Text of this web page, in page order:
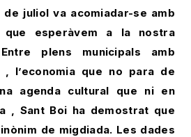
juliol va acomiadar-se amb
esperàvem a la nostra
plens municipals amb
, l’economia que no para de
agenda cultural que ni en
, Sant Boi ha demostrat que
de migdiada. Les dades